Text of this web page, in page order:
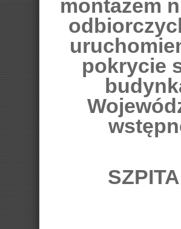
montażem
pokrycie